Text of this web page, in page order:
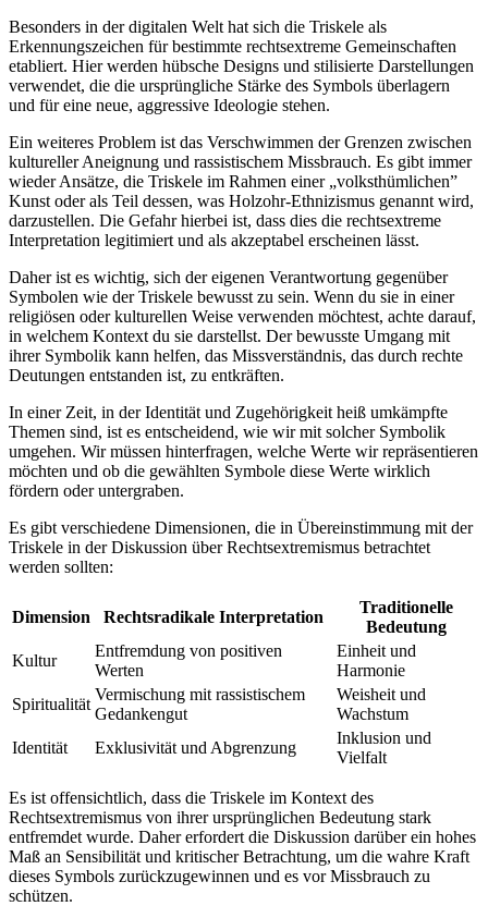
Besonders in⁣ der digitalen Welt hat sich die Triskele als
Erkennungszeichen für bestimmte rechtsextreme Gemeinschaften
etabliert. ​Hier werden hübsche Designs ⁣und stilisierte Darstellungen
verwendet, die die ursprüngliche Stärke​ des Symbols überlagern‌
und für eine neue, aggressive Ideologie stehen.
Ein weiteres ‌Problem ist das Verschwimmen der⁢ Grenzen zwischen
kultureller Aneignung⁤ und rassistischem Missbrauch. Es gibt immer
wieder Ansätze, ⁣die‍ Triskele im ​Rahmen einer „volksthümlichen”
Kunst⁣ oder als Teil dessen, was Holzohr-Ethnizismus genannt wird,
⁣darzustellen. Die Gefahr hierbei ist, dass⁤ dies die‍ rechtsextreme
Interpretation legitimiert und als akzeptabel erscheinen lässt.
Daher ist es wichtig, sich der eigenen Verantwortung gegenüber
Symbolen‍ wie der Triskele bewusst zu sein.‍ Wenn du sie in einer
religiösen oder kulturellen ‌Weise verwenden möchtest, achte darauf,
in welchem Kontext du sie darstellst. Der‍ bewusste Umgang mit
ihrer Symbolik kann ⁤helfen, das Missverständnis,‍ das durch rechte
Deutungen entstanden ist, zu entkräften.
In einer⁣ Zeit, ‍in der Identität und Zugehörigkeit heiß umkämpfte
Themen sind, ist es entscheidend, ‌wie wir mit solcher Symbolik
umgehen. ⁣Wir müssen hinterfragen, welche Werte wir‌ repräsentieren
möchten und ob die gewählten Symbole diese Werte ⁢wirklich
fördern oder untergraben.
Es⁤ gibt verschiedene Dimensionen, die ‍in Übereinstimmung mit der
Triskele in der⁢ Diskussion über Rechtsextremismus⁢ betrachtet
werden sollten:
Dimension Rechtsradikale Interpretation
Traditionelle
Bedeutung
Kultur
Entfremdung von positiven
Werten
Einheit und
⁢Harmonie
Spiritualität
Vermischung mit rassistischem‍
Gedankengut
Weisheit und
Wachstum
Identität
Exklusivität​ und Abgrenzung
Inklusion‍ und
Vielfalt
Es ist ⁣offensichtlich, dass die ‌Triskele im Kontext des
Rechtsextremismus ‍von⁤ ihrer ursprünglichen Bedeutung stark
entfremdet wurde. Daher erfordert ​die Diskussion darüber ein hohes
Maß an Sensibilität und kritischer Betrachtung, um die wahre Kraft
dieses Symbols zurückzugewinnen und es⁣ vor Missbrauch zu
schützen.